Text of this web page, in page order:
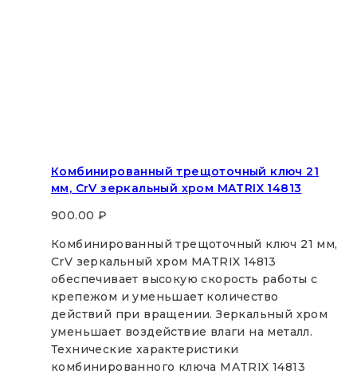
Комбинированный трещоточный ключ 21
мм, CrV зеркальный хром MATRIX 14813
900.00 ₽
Комбинированный трещоточный ключ 21 мм,
CrV зеркальный хром MATRIX 14813
обеспечивает высокую скорость работы с
крепежом и уменьшает количество
действий при вращении. Зеркальный хром
уменьшает воздействие влаги на металл.
Технические характеристики
комбинированного ключа MATRIX 14813